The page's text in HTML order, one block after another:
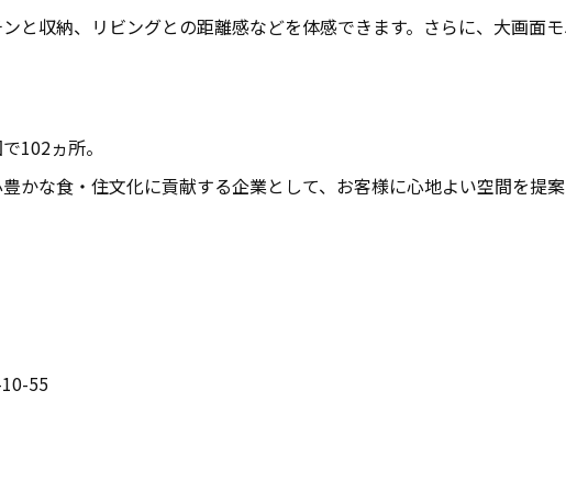
と収納、リビングとの距離感などを体感できます。さらに、大画面
102ヵ所。
かな食・住文化に貢献する企業として、お客様に心地よい空間を提
55